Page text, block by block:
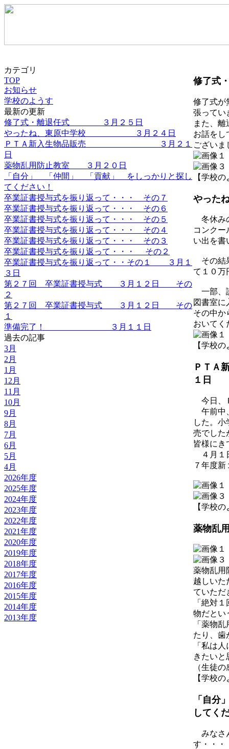
カテゴリ
TOP
お知らせ
学校のようす
最新の更新
修了式・離退任式 ３月２５日
やったね、東原中学校 ３月２４日
ＰＴＡ新入生物品販売 ３月２１
日
薬物乱用防止教室 ３月２０日
「自分」 「仲間」 「貢献」 をしっかりと探し
てください！
卒業証書授与式を振り返って・・・ その７
卒業証書授与式を振り返って・・・ その６
卒業証書授与式を振り返って・・・ その５
卒業証書授与式を振り返って・・・ その４
卒業証書授与式を振り返って・・・ その３
卒業証書授与式を振り返って・・・ その２
卒業証書授与式を振り返って・・その１ ３月１
３日
第２７回 卒業証書授与式 ３月１２日 その
２
第２７回 卒業証書授与式 ３月１２日 その
１
準備完了！ ３月１１日
過去の記事
3月
2月
1月
12月
11月
10月
9月
8月
7月
6月
5月
4月
2026年度
2025年度
2024年度
2023年度
2022年度
2021年度
2020年度
2019年度
2018年度
2017年度
2016年度
2015年度
2014年度
2013年度
修了
修了式が
張ってい
また、
お話をし
ございま
【学校
やっ
冬休み
コンクー
い出を書
その結
て１０万
一部、
図書室に
その中か
おいてく
【学校
Ｐ
１日
今日、
午前中
した。
売でした
皆様にき
４月１
７年度
【学校
薬物乱
薬物乱用
越しいた
ていただ
「絶対
物だとい
「薬物
たり、歯
「私は
きたいと
（生徒
【学校
「自
してく
みなさ
す・・・